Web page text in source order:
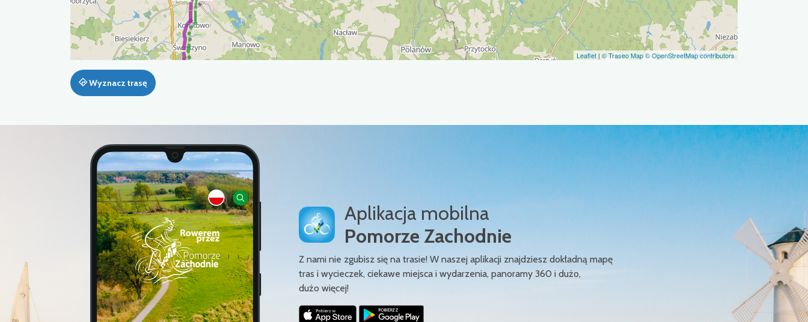
Leaflet | © Traseo Map© OpenStreetMap contributors
Wyznacz trasę
Aplikacja mobilna
Pomorze Zachodnie
Z nami nie zgubisz się na trasie! W naszej aplikacji znajdziesz dokładną mapę
tras i wycieczek, ciekawe miejsca i wydarzenia, panoramy 360 i dużo,
dużo więcej!